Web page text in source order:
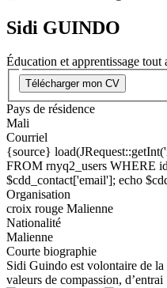
Sidi GUINDO
Éducation et apprentissage tout
Télécharger mon CV
Pays de résidence
Mali
Courriel
{source}
FROM rnyq2_users WHERE
$cdd_contact['email']; echo
Organisation
croix rouge Malienne
Nationalité
Malienne
Courte biographie
Sidi Guindo est volontaire de la
valeurs de compassion, d’entrai